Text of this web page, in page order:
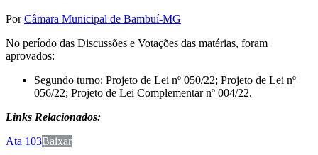
PorCâmara Municipal de Bambuí-MG
No período das Discussões e Votações das matérias, foram
aprovados:
Segundo turno: Projeto de Lei nº 050/22; Projeto de Lei nº
056/22; Projeto de Lei Complementar nº 004/22.
Links Relacionados:
Ata 103Baixar